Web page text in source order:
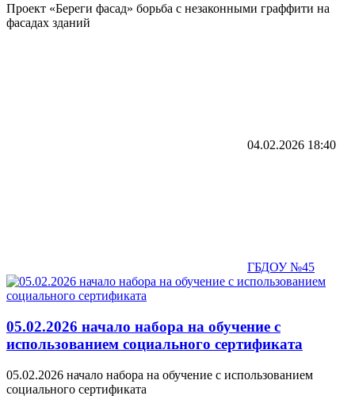
Проект «Береги фасад» борьба с незаконными граффити на
фасадах зданий
04.02.2026 18:40
ГБДОУ №45
05.02.2026 начало набора на обучение с
использованием социального сертификата
05.02.2026 начало набора на обучение с использованием
социального сертификата